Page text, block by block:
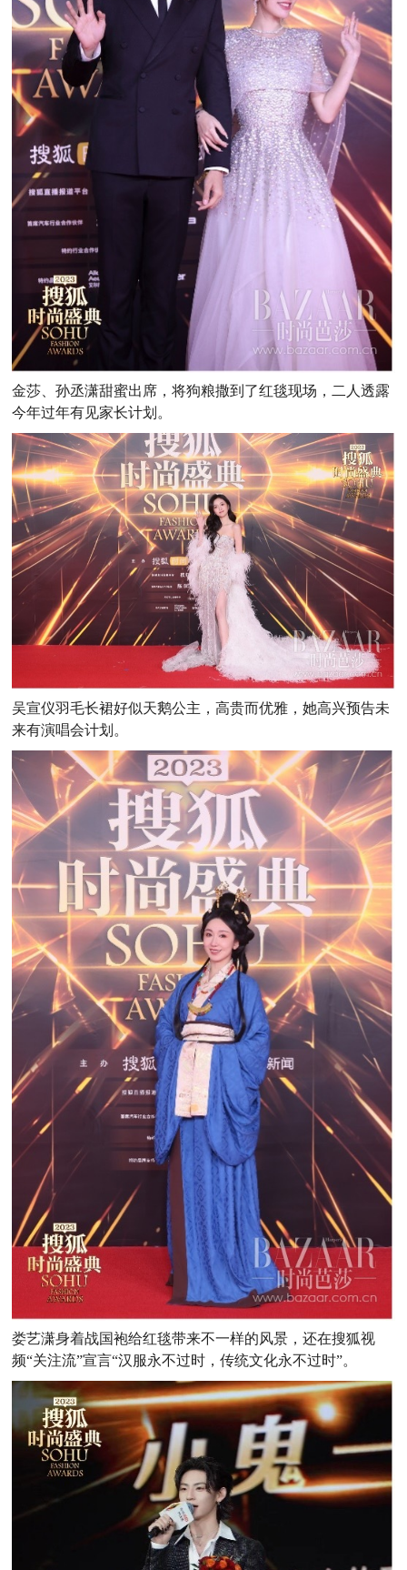
金莎、孙丞潇甜蜜出席，将狗粮撒到了红毯现场，二人透露
今年过年有见家长计划。
吴宣仪羽毛长裙好似天鹅公主，高贵而优雅，她高兴预告未
来有演唱会计划。
娄艺潇身着战国袍给红毯带来不一样的风景，还在搜狐视
频“关注流”宣言“汉服永不过时，传统文化永不过时”。